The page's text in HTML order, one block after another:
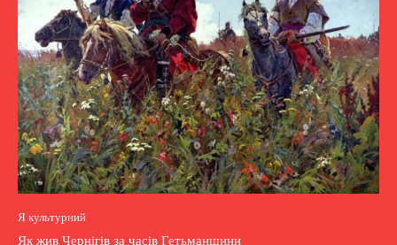
Я культурний
Як жив Чернігів за часів Гетьманщини